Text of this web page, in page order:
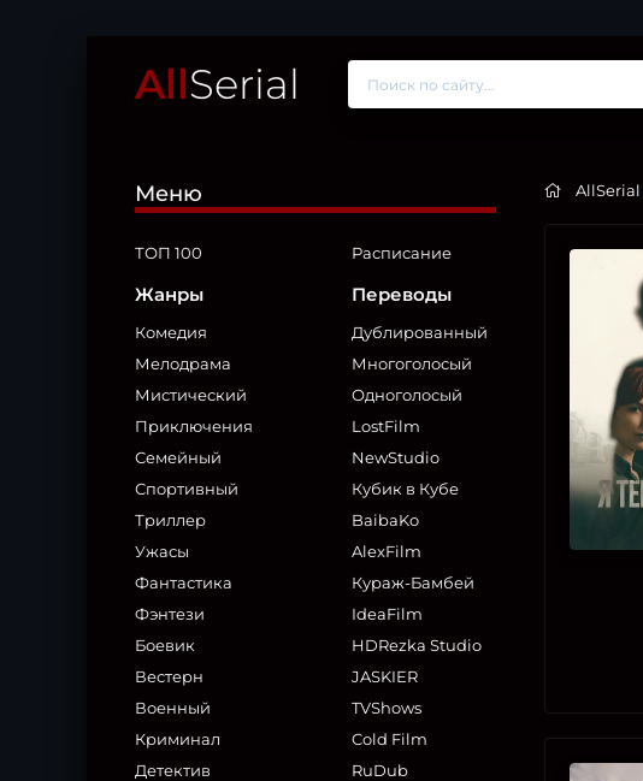
AllSerial
Меню
ТОП 100
Жанры
Комедия
Мелодрама
Мистический
Приключения
Семейный
Спортивный
Триллер
Ужасы
Фантастика
Фэнтези
Боевик
Вестерн
Военный
Криминал
Детектив
Расписание
Переводы
Дублированный
Многоголосый
Одноголосый
LostFilm
NewStudio
Кубик в Кубе
BaibaKo
AlexFilm
Кураж-Бамбей
IdeaFilm
HDRezka Studio
JASKIER
TVShows
Cold Film
RuDub
AllSerial